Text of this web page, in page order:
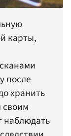
карты,
после
хранить
своим
наблюдать